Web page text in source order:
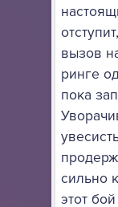
вызов
ринге
пока
сильно
этот